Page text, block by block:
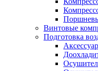
Винтовые
Подготовка